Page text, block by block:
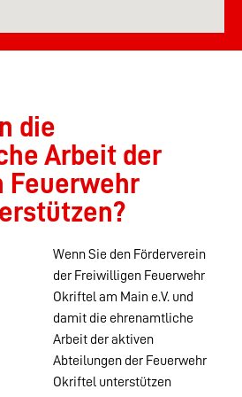
die
Arbeit der
Feuerwehr
Wenn Sie den Förderverein
der Freiwilligen Feuerwehr
Okriftel am Main e.V. und
damit die ehrenamtliche
Arbeit der aktiven
Abteilungen der Feuerwehr
Okriftel unterstützen